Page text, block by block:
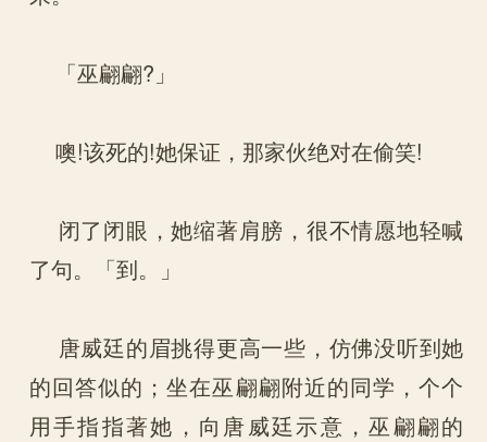
「巫翩翩?」
噢!该死的!她保证，那家伙绝对在偷笑!
闭了闭眼，她缩著肩膀，很不情愿地轻喊
了句。「到。」
唐威廷的眉挑得更高一些，仿佛没听到她
的回答似的；坐在巫翩翩附近的同学，个个
用手指指著她，向唐威廷示意，巫翩翩的